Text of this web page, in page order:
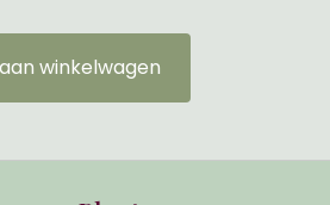
winkelwagen